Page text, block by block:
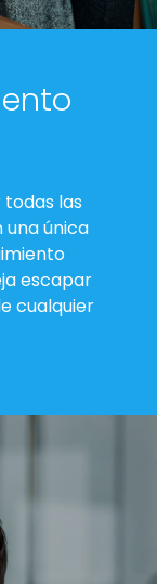
las
única
escapar
cualquier